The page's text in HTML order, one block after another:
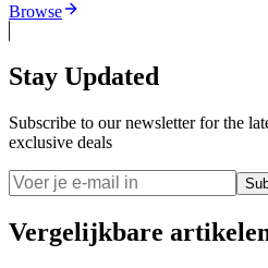
Browse
Stay Updated
Subscribe to our newsletter for the
exclusive deals
Vergelijkbare